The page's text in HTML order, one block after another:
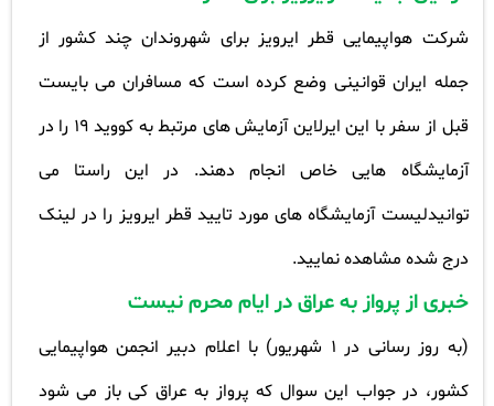
شرکت هواپیمایی قطر ایرویز برای شهروندان چند کشور از
جمله ایران قوانینی وضع کرده است که مسافران می بایست
قبل از سفر با این ایرلاین آزمایش های مرتبط به کووید 19 را در
آزمایشگاه هایی خاص انجام دهند. در این راستا می
توانیدلیست آزمایشگاه های مورد تایید قطر ایرویز را در لینک
درج شده مشاهده نمایید.
خبری از پرواز به عراق در ایام محرم نیست
(
به روز رسانی در 1 شهریور) با اعلام دبیر انجمن هواپیمایی
کشور، در جواب این سوال که پرواز به عراق کی باز می شود